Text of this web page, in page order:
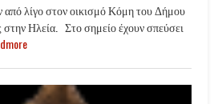
λίγο στον οικισμό Κόμη του Δήμου
Ηλεία. Στο σημείο έχουν σπεύσει